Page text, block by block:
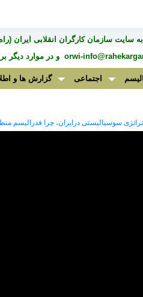
به سايت سازمان کارگران انقلابی ايران
orwi- و در موارد ديگر
اجتماعی گزارش ها و
سوسیالیستی درایران، چرا فدرالیسم